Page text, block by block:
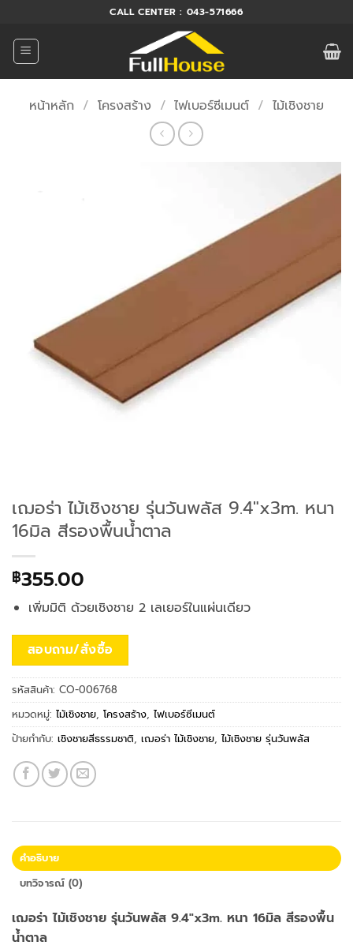
ยัง
เนื้อหา
CALL CENTER : 043-571666
หน้าหลัก / โครงสร้าง / ไฟเบอร์ซีเมนต์ / ไม้เชิงชาย
เฌอร่า ไม้เชิงชาย รุ่นวันพลัส 9.4″x3m. หนา
16มิล สีรองพื้นน้ำตาล
฿355.00
เพิ่มมิติ ด้วยเชิงชาย 2 เลเยอร์ในแผ่นเดียว
สอบถาม/สั่งซื้อ
รหัสสินค้า: CO-006768
หมวดหมู่: ไม้เชิงชาย, โครงสร้าง, ไฟเบอร์ซีเมนต์
ป้ายกำกับ: เชิงชายสีธรรมชาติ, เฌอร่า ไม้เชิงชาย, ไม้เชิงชาย รุ่นวันพลัส
คำอธิบาย
บทวิจารณ์ (0)
เฌอร่า ไม้เชิงชาย รุ่นวันพลัส 9.4″x3m. หนา 16มิล สีรองพื้น
น้ำตาล